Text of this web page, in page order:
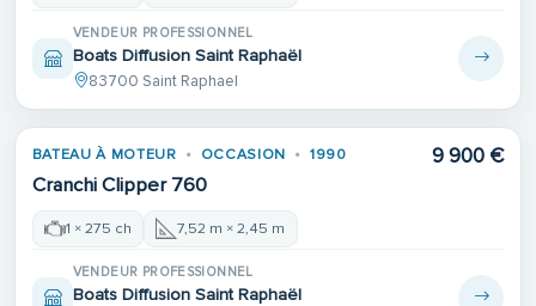
VENDEUR PROFESSIONNEL
Boats Diffusion Saint Raphaël
83700 Saint Raphael
VENDU
BATEAU À MOTEUR OCCASION 1990
Cranchi Clipper 760
9 900 €
1 × 275 ch 7,52 m × 2,45 m
VENDEUR PROFESSIONNEL
Boats Diffusion Saint Raphaël